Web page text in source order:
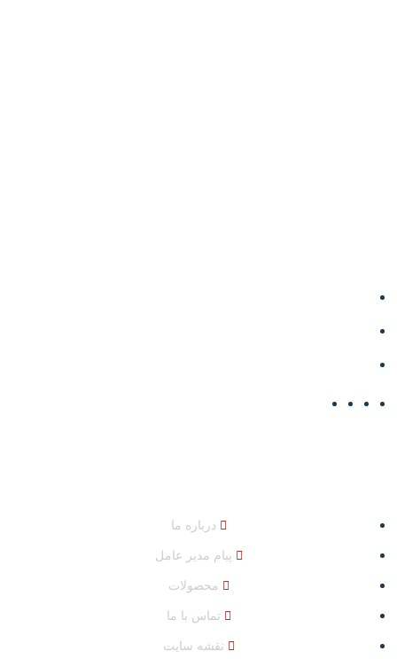
درباره ما
پیام مدیر عامل
محصولات
تماس با ما
نقشه سایت